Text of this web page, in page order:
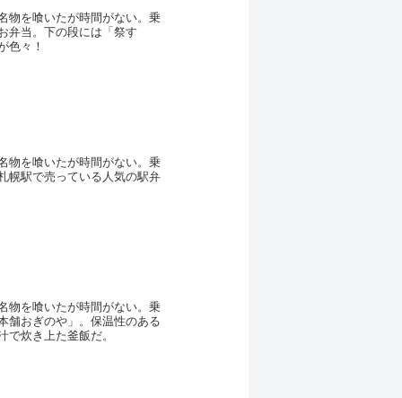
物を喰いたが時間がない。乗
弁当。下の段には「祭す
色々！
物を喰いたが時間がない。乗
幌駅で売っている人気の駅弁
物を喰いたが時間がない。乗
舗おぎのや」。保温性のある
炊き上た釜飯だ。